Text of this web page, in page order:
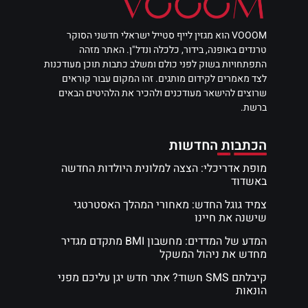
VOOOM הוא מגזין לייף סטייל ישראלי חדשני הסוקר
טרנדים באופנה, בידור, כלכלה ונדל"ן. האתר מזהה
התפתחויות בשוק לפני כולם ומשלב כתבות תוכן מעודכנות
לצד מאמרים לקידום מותגים. זהו המקום עבור קוראים
שרוצים להישאר מעודכנים ולהכיר את הלהיטים הבאים
ברשת.
הכתבות החדשות
מופת אדריכלי: הצצה למלונית היולדות החדשה
באשדוד
צמיד גוגל החדש: מאחורי המהלך האסטרטגי
שישנה את חיינו
המדע של המדדים: מחשבון BMI מתקדם מגדיר
מחדש את ניהול המשקל
קיבלתם SMS חשוד? אתר חדש יגן עליכם מפני
הונאות